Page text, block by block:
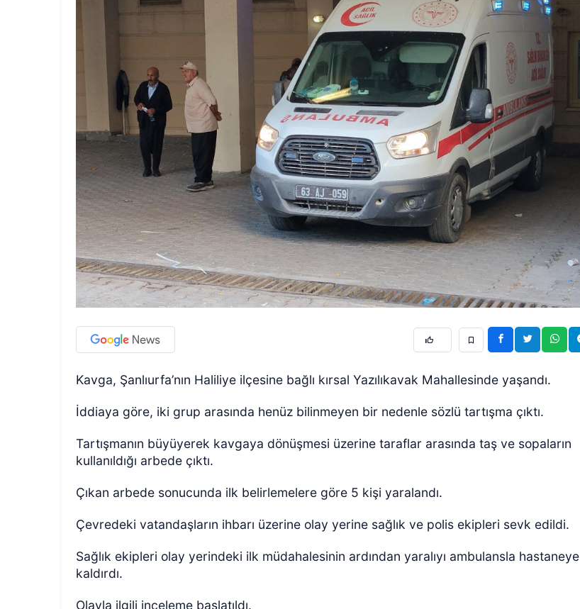
Kavga, Şanlıurfa’nın Haliliye ilçesine bağlı kırsal Yazılıkavak Mahallesinde yaşandı.
İddiaya göre, iki grup arasında henüz bilinmeyen bir nedenle sözlü tartışma çıktı.
Tartışmanın büyüyerek kavgaya dönüşmesi üzerine taraflar arasında taş ve sopaların
kullanıldığı arbede çıktı.
Çıkan arbede sonucunda ilk belirlemelere göre 5 kişi yaralandı.
Çevredeki vatandaşların ihbarı üzerine olay yerine sağlık ve polis ekipleri sevk edildi.
Sağlık ekipleri olay yerindeki ilk müdahalesinin ardından yaralıyı ambulansla hastaneye
kaldırdı.
Olayla ilgili inceleme başlatıldı.